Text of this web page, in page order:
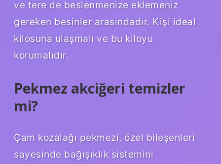
ve tere de beslenmenize eklemeniz
gereken besinler arasındadır. Kişi ideal
kilosuna ulaşmalı ve bu kiloyu
korumalıdır.
Pekmez akciğeri temizler
mi?
Çam kozalağı pekmezi, özel bileşenleri
sayesinde bağışıklık sistemini